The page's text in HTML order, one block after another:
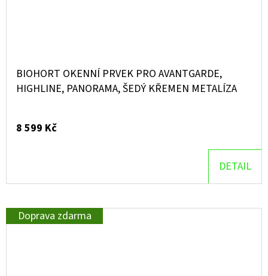
BIOHORT OKENNÍ PRVEK PRO AVANTGARDE,
HIGHLINE, PANORAMA, ŠEDÝ KŘEMEN METALÍZA
8 599 Kč
DETAIL
Doprava zdarma